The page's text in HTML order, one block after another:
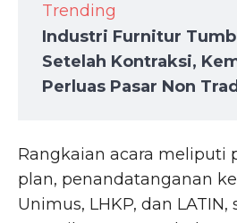
Trending
Industri Furnitur
Setelah Kontraksi,
Perluas Pasar Non
Rangkaian acara meliputi
plan, penandatanganan
Unimus, LHKP, dan